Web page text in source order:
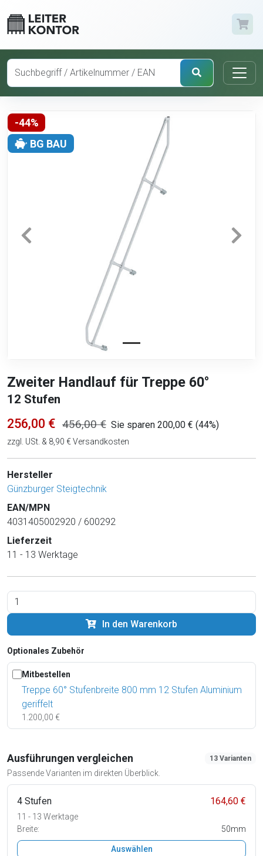
-44%
BG BAU
Zweiter Handlauf für Treppe 60°
12 Stufen
256,00 € 456,00 € Sie sparen 200,00 € (44%)
zzgl. USt. & 8,90 € Versandkosten
Hersteller
Günzburger Steigtechnik
EAN/MPN
4031405002920 / 600292
Lieferzeit
11 - 13 Werktage
In den Warenkorb
Optionales Zubehör
Mitbestellen
Treppe 60° Stufenbreite 800 mm 12 Stufen Aluminium
geriffelt
1.200,00 €
Ausführungen vergleichen
Passende Varianten im direkten Überblick.
13 Varianten
4 Stufen 164,60 €
11 - 13 Werktage
Breite:
50mm
Auswählen